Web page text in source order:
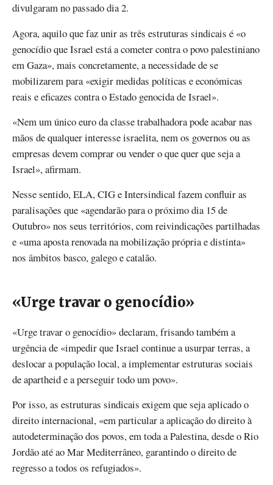
divulgaram no passado dia 2.
Agora, aquilo que faz unir as três estruturas sindicais é «o
genocídio que Israel está a cometer contra o povo palestiniano
em Gaza», mais concretamente, a necessidade de se
mobilizarem para «exigir medidas políticas e económicas
reais e eficazes contra o Estado genocida de Israel».
«Nem um único euro da classe trabalhadora pode acabar nas
mãos de qualquer interesse israelita, nem os governos ou as
empresas devem comprar ou vender o que quer que seja a
Israel», afirmam.
Nesse sentido, ELA, CIG e Intersindical fazem confluir as
paralisações que «agendarão para o próximo dia 15 de
Outubro» nos seus territórios, com reivindicações partilhadas
e «uma aposta renovada na mobilização própria e distinta»
nos âmbitos basco, galego e catalão.
«Urge travar o genocídio»
«Urge travar o genocídio» declaram, frisando também a
urgência de «impedir que Israel continue a usurpar terras, a
deslocar a população local, a implementar estruturas sociais
de apartheid e a perseguir todo um povo».
Por isso, as estruturas sindicais exigem que seja aplicado o
direito internacional, «em particular a aplicação do direito à
autodeterminação dos povos, em toda a Palestina, desde o Rio
Jordão até ao Mar Mediterrâneo, garantindo o direito de
regresso a todos os refugiados».